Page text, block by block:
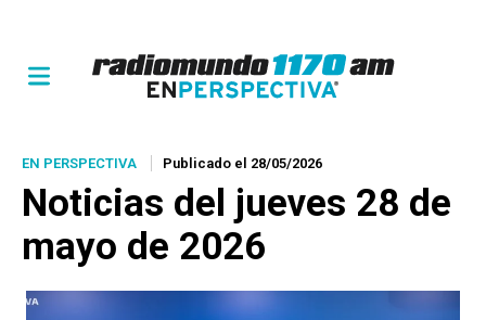
EN PERSPECTIVA Publicado el 28/05/2026
Noticias del jueves 28 de
mayo de 2026